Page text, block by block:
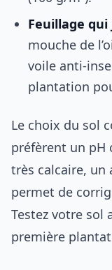
Feuillage
mouche de
voile anti-
plantation
Le choix du sol
préfèrent un pH
très calcaire, un
permet de
Testez votre sol
première